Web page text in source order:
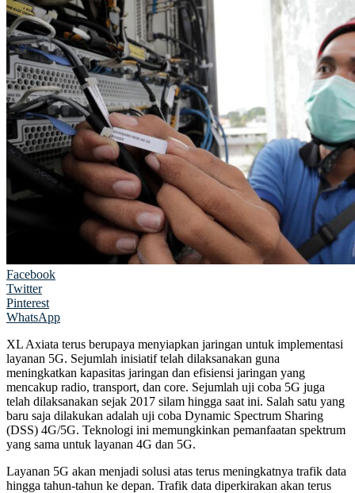
Facebook
Twitter
Pinterest
WhatsApp
XL Axiata terus berupaya menyiapkan jaringan untuk implementasi
layanan 5G. Sejumlah inisiatif telah dilaksanakan guna
meningkatkan kapasitas jaringan dan efisiensi jaringan yang
mencakup radio, transport, dan core. Sejumlah uji coba 5G juga
telah dilaksanakan sejak 2017 silam hingga saat ini. Salah satu yang
baru saja dilakukan adalah uji coba Dynamic Spectrum Sharing
(DSS) 4G/5G. Teknologi ini memungkinkan pemanfaatan spektrum
yang sama untuk layanan 4G dan 5G.
Layanan 5G akan menjadi solusi atas terus meningkatnya trafik data
hingga tahun-tahun ke depan. Trafik data diperkirakan akan terus